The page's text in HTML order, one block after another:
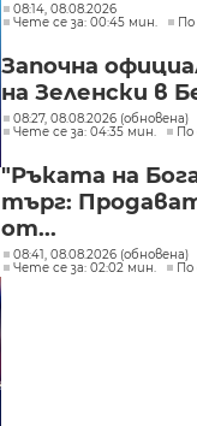
08:14, 08.08.2026
Чете се за: 00:45 мин.
Започна
на Зеленски в
08:27, 08.08.2026 (обновена)
Чете се за: 04:35 мин.
По
"Ръката на
търг:
от...
08:41, 08.08.2026 (обновена)
Чете се за: 02:02 мин.
По